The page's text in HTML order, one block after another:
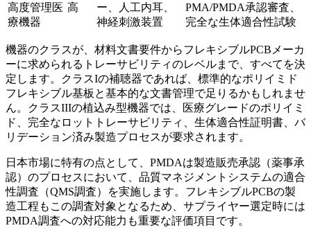
高度管理医
療機器
高
ー、人工内耳、
神経刺激装置
PMA/PMDA承認審査、
完全な生体適合性試験
機器のクラスが、材料文書要件からフレキシブルPCBメーカ
ーに求められるトレーサビリティのレベルまで、すべてを決
定します。クラスIの補聴器であれば、標準的なポリイミド
フレキシブル基板と基本的な文書管理で足りるかもしれませ
ん。クラスIIIの植込み型機器では、医療グレードのポリイミ
ド、完全なロットトレーサビリティ、生体適合性証明書、バ
リデーション済み製造プロセスが要求されます。
日本市場に特有の点として、PMDAは製造販売承認（薬事承
認）のプロセスにおいて、品質マネジメントシステムの適合
性調査（QMS調査）を実施します。フレキシブルPCBの製
造工程もこの調査対象となるため、サプライヤー選定時には
PMDA調査への対応能力も重要な評価項目です。